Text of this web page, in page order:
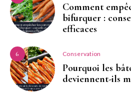
Comment
bifurquer :
efficaces
6 Conservation
Pourquoi les
deviennent-ils